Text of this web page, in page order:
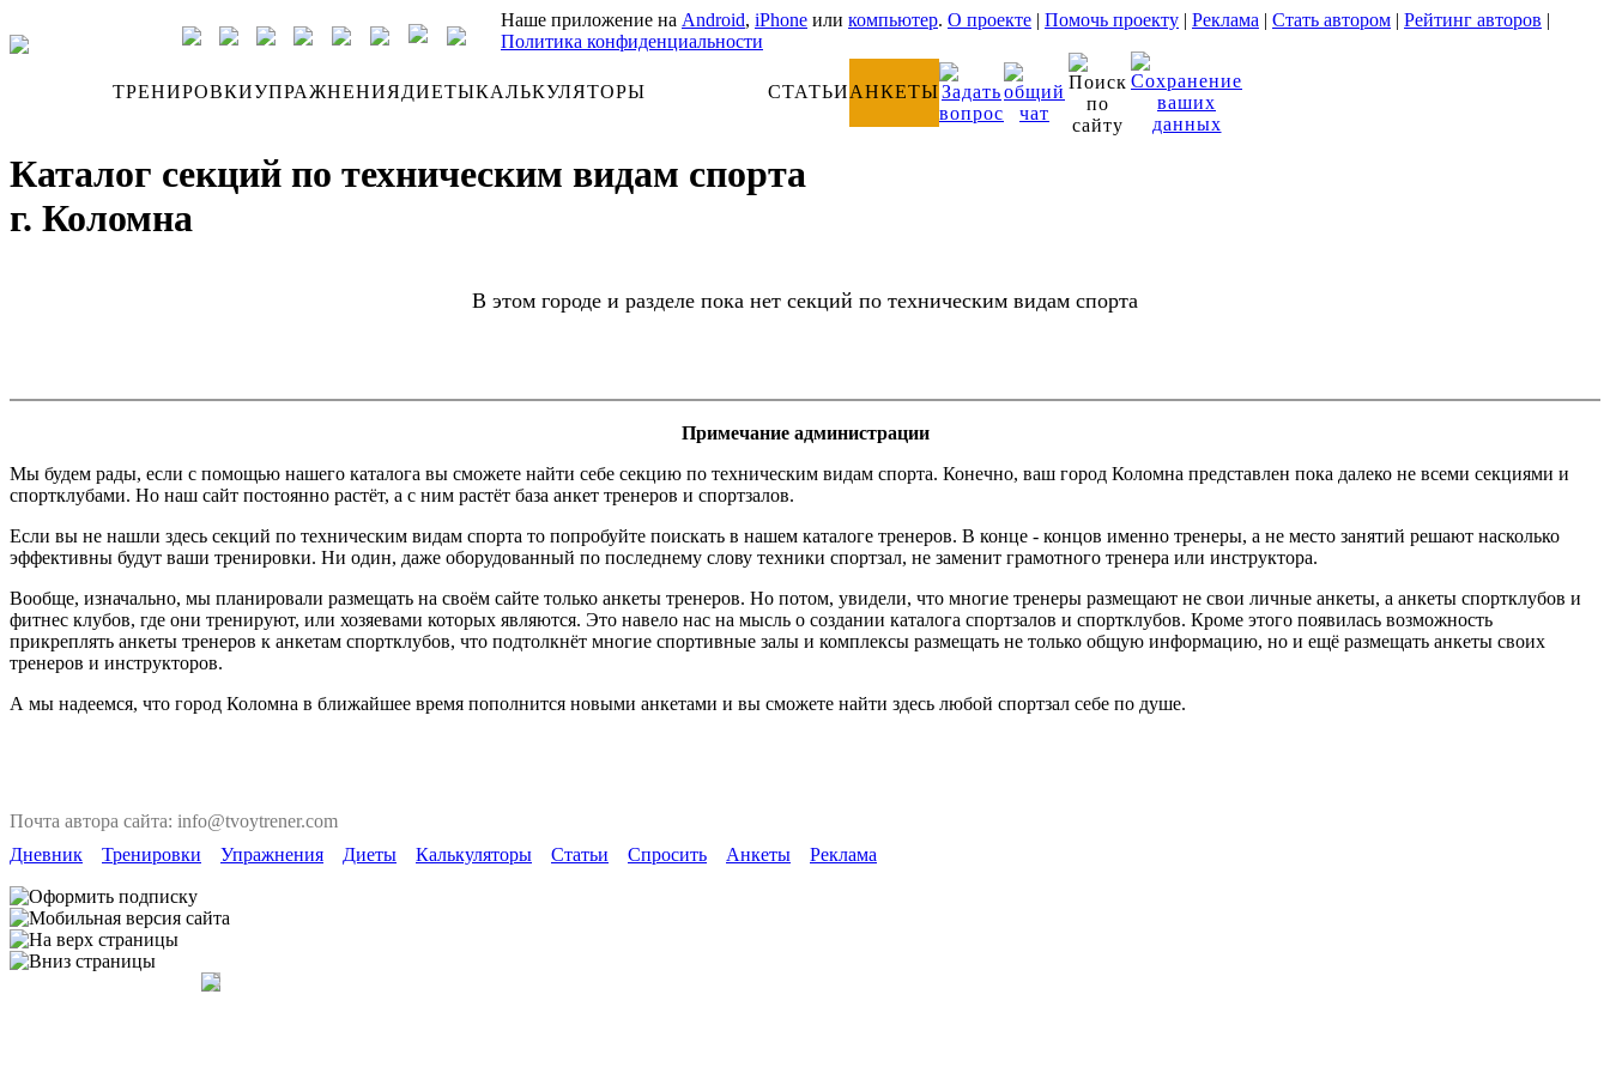
Наше приложение на Android, iPhone или компьютер. О проекте | Помочь проекту | Реклама | Стать автором | Рейтинг авторов |
Политика конфиденциальности
ТРЕНИРОВКИУПРАЖНЕНИЯДИЕТЫКАЛЬКУЛЯТОРЫ СТАТЬИАНКЕТЫ
Каталог секций по техническим видам спорта
г. Коломна
В этом городе и разделе пока нет секций по техническим видам спорта
Примечание администрации
Мы будем рады, если с помощью нашего каталога вы сможете найти себе секцию по техническим видам спорта. Конечно, ваш город Коломна представлен пока далеко не всеми секциями и
спортклубами. Но наш сайт постоянно растёт, а с ним растёт база анкет тренеров и спортзалов.
Если вы не нашли здесь секций по техническим видам спорта то попробуйте поискать в нашем каталоге тренеров. В конце - концов именно тренеры, а не место занятий решают насколько
эффективны будут ваши тренировки. Ни один, даже оборудованный по последнему слову техники спортзал, не заменит грамотного тренера или инструктора.
Вообще, изначально, мы планировали размещать на своём сайте только анкеты тренеров. Но потом, увидели, что многие тренеры размещают не свои личные анкеты, а анкеты спортклубов и
фитнес клубов, где они тренируют, или хозяевами которых являются. Это навело нас на мысль о создании каталога спортзалов и спортклубов. Кроме этого появилась возможность
прикреплять анкеты тренеров к анкетам спортклубов, что подтолкнёт многие спортивные залы и комплексы размещать не только общую информацию, но и ещё размещать анкеты своих
тренеров и инструкторов.
А мы надеемся, что город Коломна в ближайшее время пополнится новыми анкетами и вы сможете найти здесь любой спортзал себе по душе.
Почта автора сайта: info@tvoytrener.com
Дневник
Тренировки Упражнения Диеты Калькуляторы Статьи Спросить Анкеты Реклама